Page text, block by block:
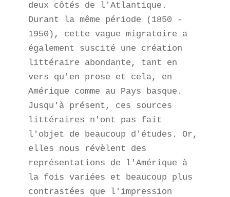
deux côtés de l'Atlantique.
Durant la même période (1850 -
1950), cette vague migratoire a
également suscité une création
littéraire abondante, tant en
vers qu'en prose et cela, en
Amérique comme au Pays basque.
Jusqu'à présent, ces sources
littéraires n'ont pas fait
l'objet de beaucoup d'études. Or,
elles nous révèlent des
représentations de l'Amérique à
la fois variées et beaucoup plus
contrastées que l'impression